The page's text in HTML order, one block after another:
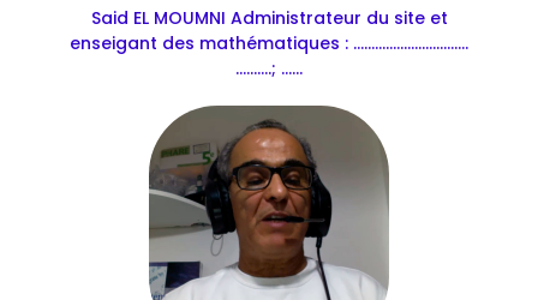
Said EL MOUMNI Administrateur du site et
enseigant des mathématiques : ................................
..........; ......